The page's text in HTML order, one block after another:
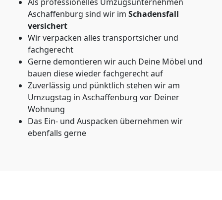
Aschaffenburg sind wir im Schadensfall
versichert
Wir verpacken alles transportsicher und
fachgerecht
Gerne demontieren wir auch Deine Möbel und
bauen diese wieder fachgerecht auf
Zuverlässig und pünktlich stehen wir am
Umzugstag in Aschaffenburg vor Deiner
Wohnung
Das Ein- und Auspacken übernehmen wir
ebenfalls gerne